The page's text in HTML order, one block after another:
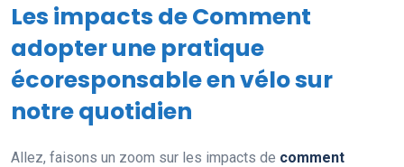
Les impacts de Comment
adopter une pratique
écoresponsable en vélo sur
notre quotidien
Allez, faisons un zoom sur les impacts de comment